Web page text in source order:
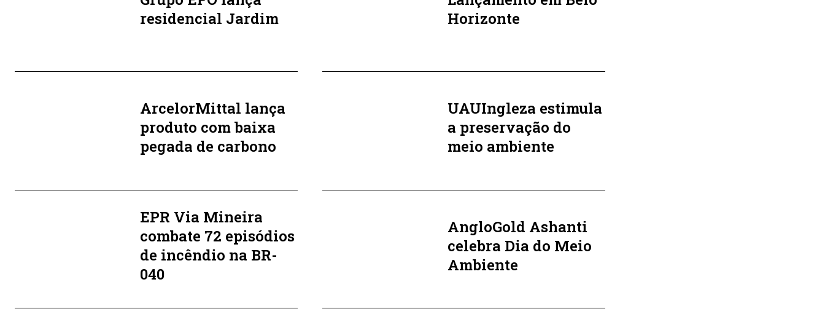
residencial Jardim
Horizonte
ArcelorMittal lança
produto com baixa
pegada de carbono
UAUIngleza estimula
a preservação do
meio ambiente
EPR Via Mineira
combate 72 episódios
de incêndio na BR-
040
AngloGold Ashanti
celebra Dia do Meio
Ambiente